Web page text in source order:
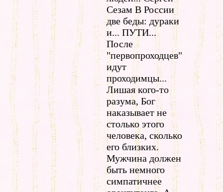
Сезам В России
две беды: дураки
и... ПУТИ...
После
"первопроходцев"
идут
проходимцы...
Лишая кого-то
разума, Бог
наказывает не
столько этого
человека, сколько
его близких.
Мужчина должен
быть немного
симпатичнее